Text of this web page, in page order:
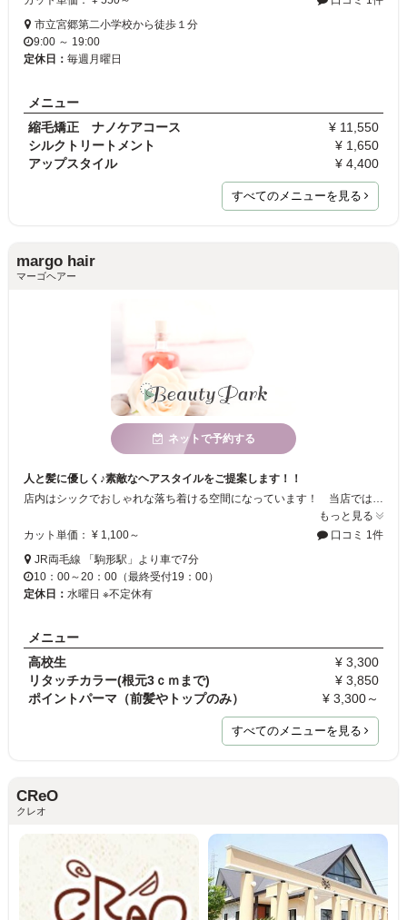
市立宮郷第二小学校から徒歩１分
9:00 ～ 19:00
定休日： 毎週月曜日
メニュー
縮毛矯正 ナノケアコース
¥ 11,550
シルクトリートメント
¥ 1,650
アップスタイル
¥ 4,400
すべてのメニューを見る
margo hair
マーゴヘアー
ネットで予約する
人と髪に優しく♪素敵なヘアスタイルをご提案します！！
店内はシックでおしゃれな落ち着ける空間になっています！ 当店では1人のスタイリストが最後までしっかりと対応をしますので安心♪髪質の悩みやスタイルの相談などお気軽にどうぞ！ メニューは髪や頭皮に優しい「炭酸システム」を導入したものが人気です。*:゜
もっと見る
カット単価： ¥ 1,100～
口コミ 1件
JR両毛線 「駒形駅」より車で7分
10：00～20：00（最終受付19：00）
定休日： 水曜日 ※不定休有
メニュー
高校生
¥ 3,300
リタッチカラー(根元3ｃｍまで)
¥ 3,850
ポイントパーマ（前髪やトップのみ）
¥ 3,300～
すべてのメニューを見る
CReO
クレオ